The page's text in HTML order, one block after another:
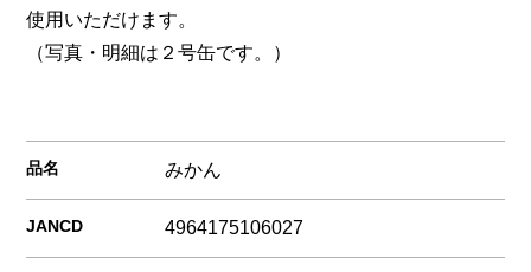
使用いただけます。
（写真・明細は２号缶です。）
品名 みかん
JANCD 4964175106027